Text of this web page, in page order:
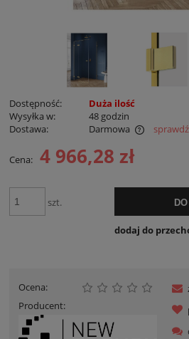
Dostępność:
Duża ilość
Wysyłka w:
48 godzin
Dostawa:
Darmowa
Cena: 4 966,28 zł
szt.
dodaj do
Ocena:
Producent: